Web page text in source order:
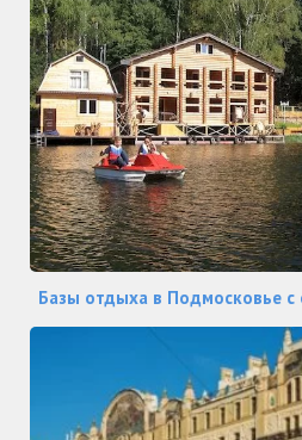
Базы отдыха в Подмосковье